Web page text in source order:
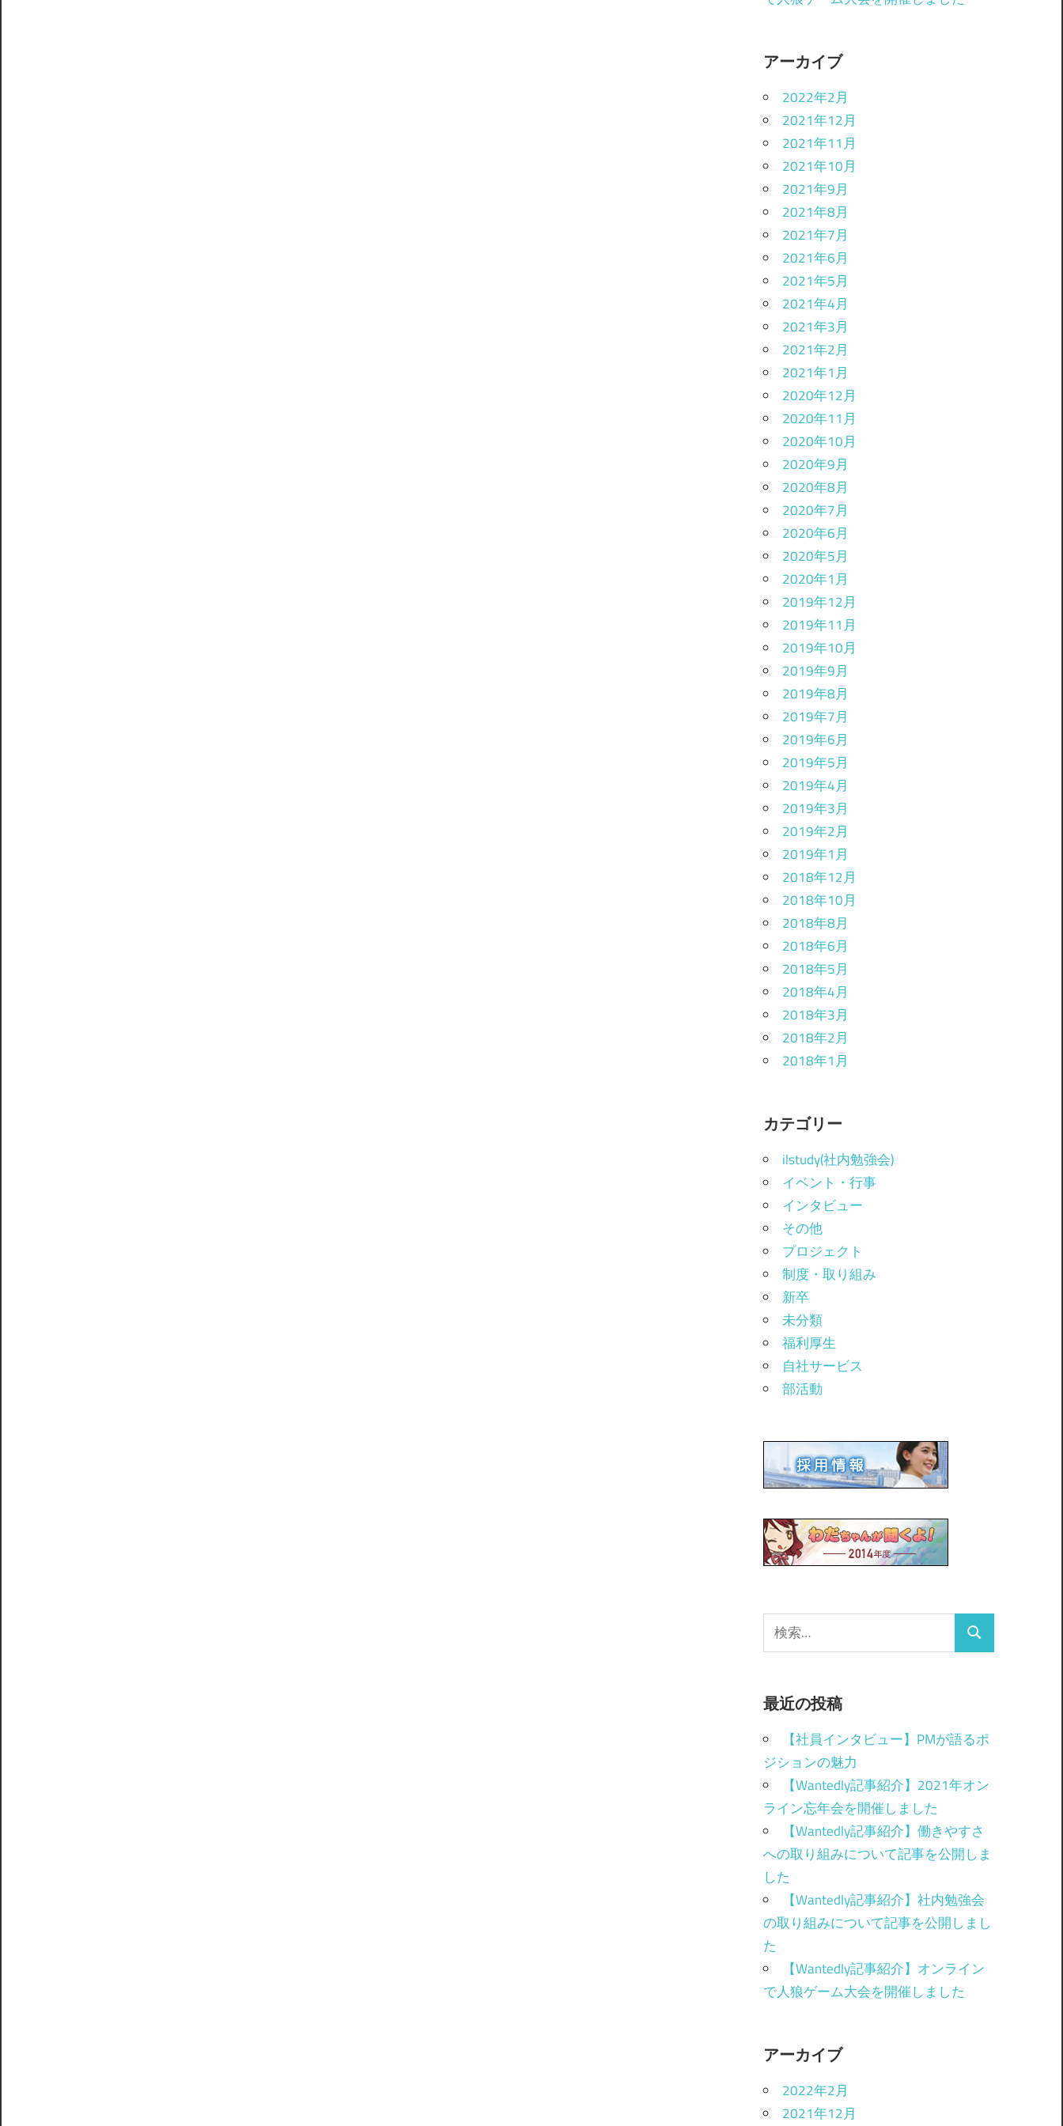
アーカイブ
2022年2月
2021年12月
2021年11月
2021年10月
2021年9月
2021年8月
2021年7月
2021年6月
2021年5月
2021年4月
2021年3月
2021年2月
2021年1月
2020年12月
2020年11月
2020年10月
2020年9月
2020年8月
2020年7月
2020年6月
2020年5月
2020年1月
2019年12月
2019年11月
2019年10月
2019年9月
2019年8月
2019年7月
2019年6月
2019年5月
2019年4月
2019年3月
2019年2月
2019年1月
2018年12月
2018年10月
2018年8月
2018年6月
2018年5月
2018年4月
2018年3月
2018年2月
2018年1月
カテゴリー
ilstudy(社内勉強会)
イベント・行事
インタビュー
その他
プロジェクト
制度・取り組み
新卒
未分類
福利厚生
自社サービス
部活動
最近の投稿
【社員インタビュー】PMが語るポ
ジションの魅力
【Wantedly記事紹介】2021年オン
ライン忘年会を開催しました
【Wantedly記事紹介】働きやすさ
への取り組みについて記事を公開しま
した
【Wantedly記事紹介】社内勉強会
の取り組みについて記事を公開しまし
た
【Wantedly記事紹介】オンライン
で人狼ゲーム大会を開催しました
アーカイブ
2022年2月
2021年12月